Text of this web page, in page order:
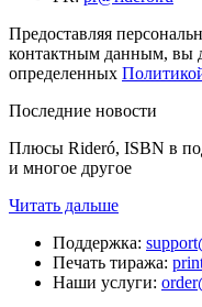
Предоставляя
контактным данным, вы
определенных
Последние новости
Плюсы Rideró, ISBN в
и многое другое
Читать дальше
Поддержка:
Печать тиража:
Наши услуги: